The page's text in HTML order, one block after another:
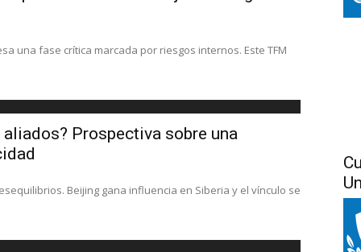
una fase crítica marcada por riesgos internos. Este TFM
Prospectiva sobre una
Beijing gana influencia en Siberia y el vínculo se